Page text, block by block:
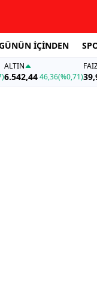
İÇİNDEN
ALTIN
6.542,4446,36(%0,71)